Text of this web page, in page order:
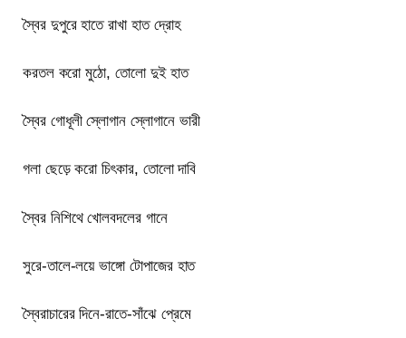
স্বৈর দুপুরে হাতে রাখা হাত দ্রোহ
করতল করো মুঠো, তোলো দুই হাত
স্বৈর গোধূলী স্লোগান স্লোগানে ভারী
গলা ছেড়ে করো চিৎকার, তোলো দাবি
স্বৈর নিশিথে খোলবদলের গানে
সুরে-তালে-লয়ে ভাঙ্গো টোপাজের হাত
স্বৈরাচারের দিনে-রাতে-সাঁঝে প্রেমে